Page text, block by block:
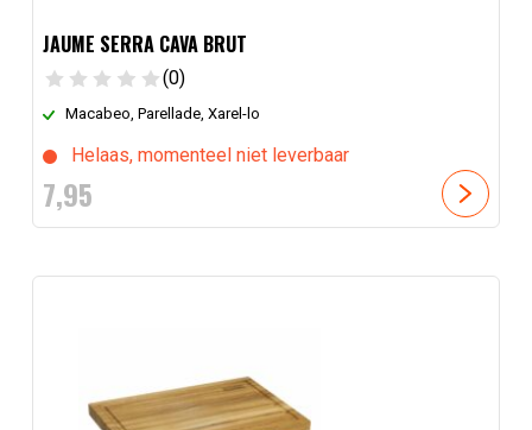
JAUME SERRA CAVA BRUT
(0)
Macabeo, Parellade, Xarel-lo
Helaas, momenteel niet leverbaar
7,95